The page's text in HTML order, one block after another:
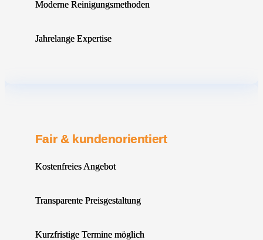
Moderne Reinigungsmethoden
Jahrelange Expertise
Fair & kundenorientiert
Kostenfreies Angebot
Transparente Preisgestaltung
Kurzfristige Termine möglich